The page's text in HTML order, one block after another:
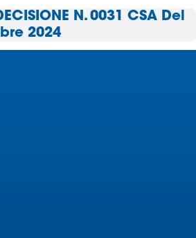
N. 0031 CSA Del
2024